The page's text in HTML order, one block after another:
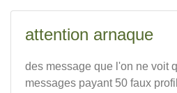
attention arnaque
des message que l'on ne voit
messages payant 50 faux